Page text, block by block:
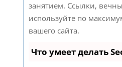
занятием. Ссылки,
используйте по
вашего сайта.
Что умеет делать